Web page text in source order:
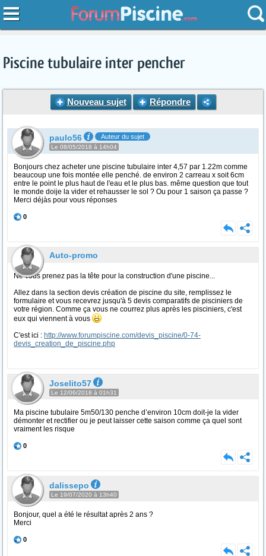
Piscine tubulaire inter pencher
Nouveau sujet Répondre
paulo56 Auteur du sujet
Le 08/05/2018 à 14h04
Bonjours chez acheter une piscine tubulaire inter 4,57 par 1.22m comme
beaucoup une fois montée elle penché. de environ 2 carreau x soit 6cm
entre le point le plus haut de l'eau et le plus bas. même question que tout
le monde doije la vider et rehausser le sol ? Ou pour 1 saison ça passe ?
Merci déjàs pour vous réponses
0
Auto-promo
Ne vous prenez pas la tête pour la construction d'une piscine...
Allez dans la section devis création de piscine du site, remplissez le
formulaire et vous recevrez jusqu'à 5 devis comparatifs de pisciniers de
votre région. Comme ça vous ne courrez plus après les pisciniers, c'est
eux qui viennent à vous
C'est ici : http://www.forumpiscine.com/devis_piscine/0-74-
devis_creation_de_piscine.php
Joselito57
Le 12/06/2018 à 01h31
Ma piscine tubulaire 5m50/130 penche d’environ 10cm doit-je la vider
démonter et rectifier ou je peut laisser cette saison comme ça quel sont
vraiment les risque
0
dalissepo
Le 19/07/2020 à 13h40
Bonjour, quel a été le résultat après 2 ans ?
Merci
0